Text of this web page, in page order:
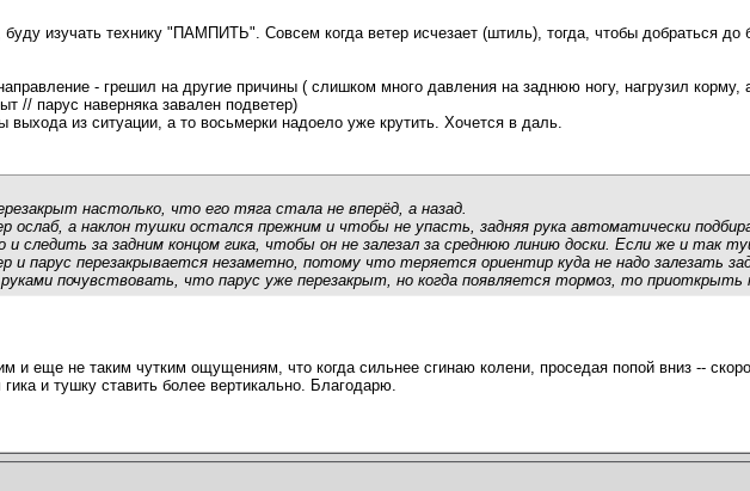
изучать технику "ПАМПИТЬ". Совсем когда ветер исчезает (штиль), тогда, чтобы добраться до
- грешил на другие причины ( слишком много давления на заднюю ногу, нагрузил корму,
// парус наверняка завален подветер)
выхода из ситуации, а то восьмерки надоело уже крутить. Хочется в даль.
настолько, что его тяга стала не вперёд, а назад.
ослаб, а наклон тушки остался прежним и чтобы не упасть, задняя рука автоматически
и следить за задним концом гика, чтобы он не залезал за среднюю линию доски. Если же и так
и парус перезакрывается незаметно, потому что теряется ориентир куда не надо залезать
почувствовать, что парус уже перезакрыт, но когда появляется тормоз, то приоткрыть
и еще не таким чутким ощущениям, что когда сильнее сгинаю колени, проседая попой вниз --
и тушку ставить более вертикально. Благодарю.